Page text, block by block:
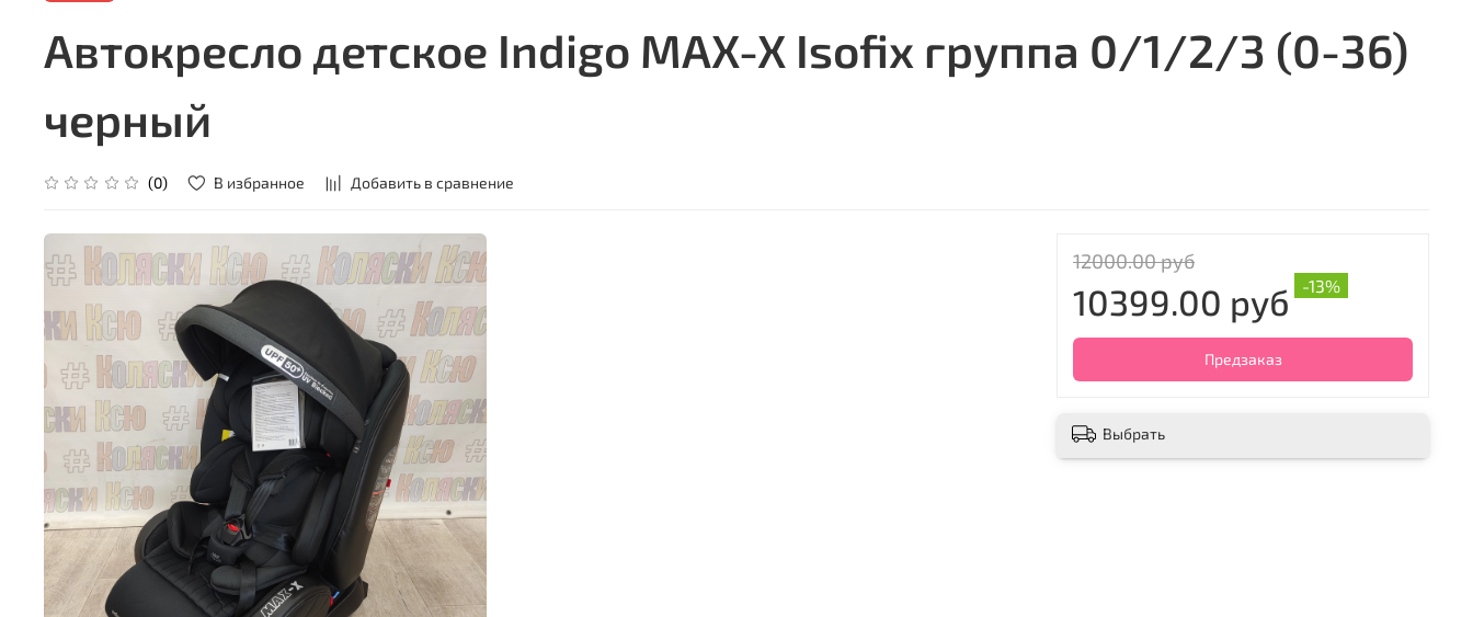
Автокресло детское Indigo MAX-X Isofix группа 0/1/2/3 (0-36)
черный
(0) В избранное Добавить в сравнение
12000.00 руб
10399.00 руб -13%
Предзаказ
Выбрать